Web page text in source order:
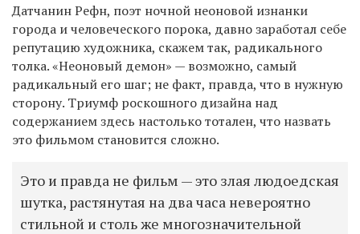
Датчанин Рефн, поэт ночной неоновой изнанки
города и человеческого порока, давно заработал себе
репутацию художника, скажем так, радикального
толка. «Неоновый демон» — возможно, самый
радикальный его шаг; не факт, правда, что в нужную
сторону. Триумф роскошного дизайна над
содержанием здесь настолько тотален, что назвать
это фильмом становится сложно.
Это и правда не фильм — это злая людоедская
шутка, растянутая на два часа невероятно
стильной и столь же многозначительной